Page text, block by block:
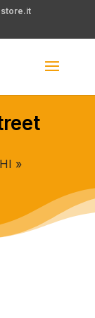
»